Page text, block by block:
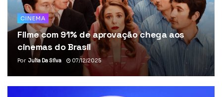
CINEMA
Filme com 91% de aprovação chega aos
cinemas do Brasil
Por Julia Da Silva 07/12/2025